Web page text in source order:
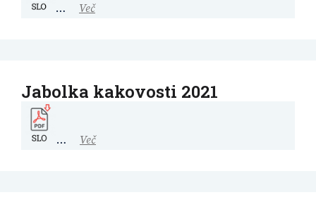
… Več
Jabolka kakovosti 2021
… Več